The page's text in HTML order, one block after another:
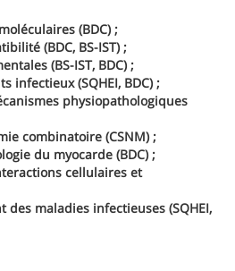
(BDC) ;
(BDC, BS-IST) ;
(BS-IST, BDC) ;
infectieux (SQHEI, BDC) ;
physiopathologiques
combinatoire (CSNM) ;
du myocarde (BDC) ;
cellulaires et
maladies infectieuses (SQHEI,